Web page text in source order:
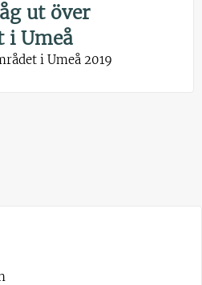
ut över
i Umeå
i Umeå 2019